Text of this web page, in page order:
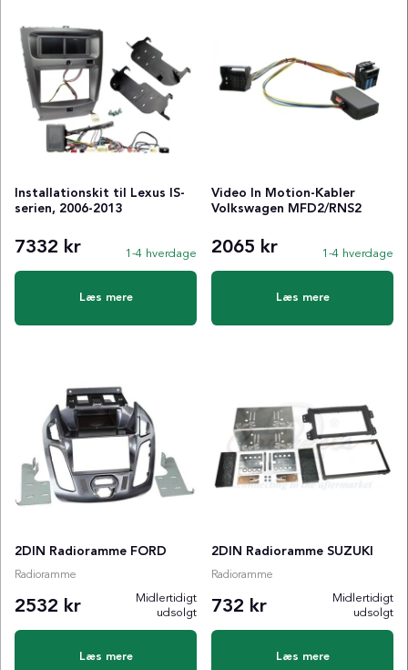
Installationskit til Lexus IS-
serien, 2006-2013
7332 kr 1-4 hverdage
Læs mere
Video In Motion-Kabler
Volkswagen MFD2/RNS2
2065 kr 1-4 hverdage
Læs mere
2DIN Radioramme FORD
Radioramme
2532 kr
Midlertidigt
udsolgt
Læs mere
2DIN Radioramme SUZUKI
Radioramme
732 kr
Midlertidigt
udsolgt
Læs mere